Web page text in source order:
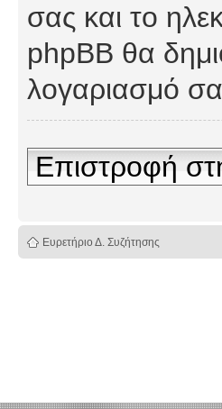
σας και το
phpBB θα
λογαριασμό
Επιστροφή
Ευρετήριο Δ. Συζήτησης